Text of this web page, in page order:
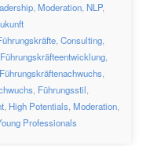
, Moderation, NLP,
, Consulting,
Führungskräfteentwicklung,
Führungskräftenachwuchs,
, Führungsstil,
, High Potentials, Moderation,
Professionals